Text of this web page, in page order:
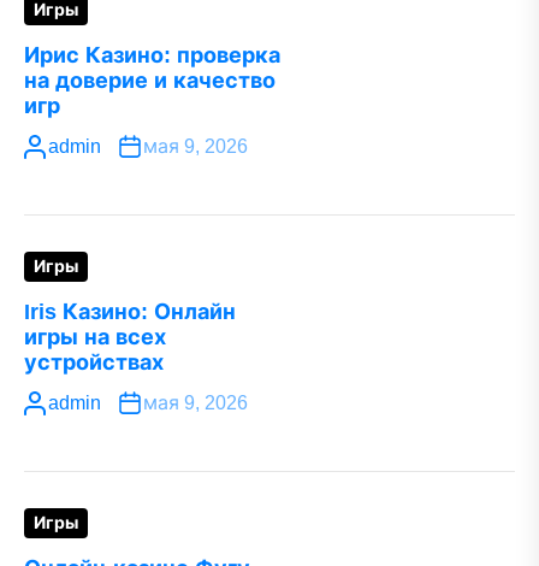
Игры
Ирис Казино: проверка
на доверие и качество
игр
admin мая 9, 2026
Игры
Iris Казино: Онлайн
игры на всех
устройствах
admin мая 9, 2026
Игры